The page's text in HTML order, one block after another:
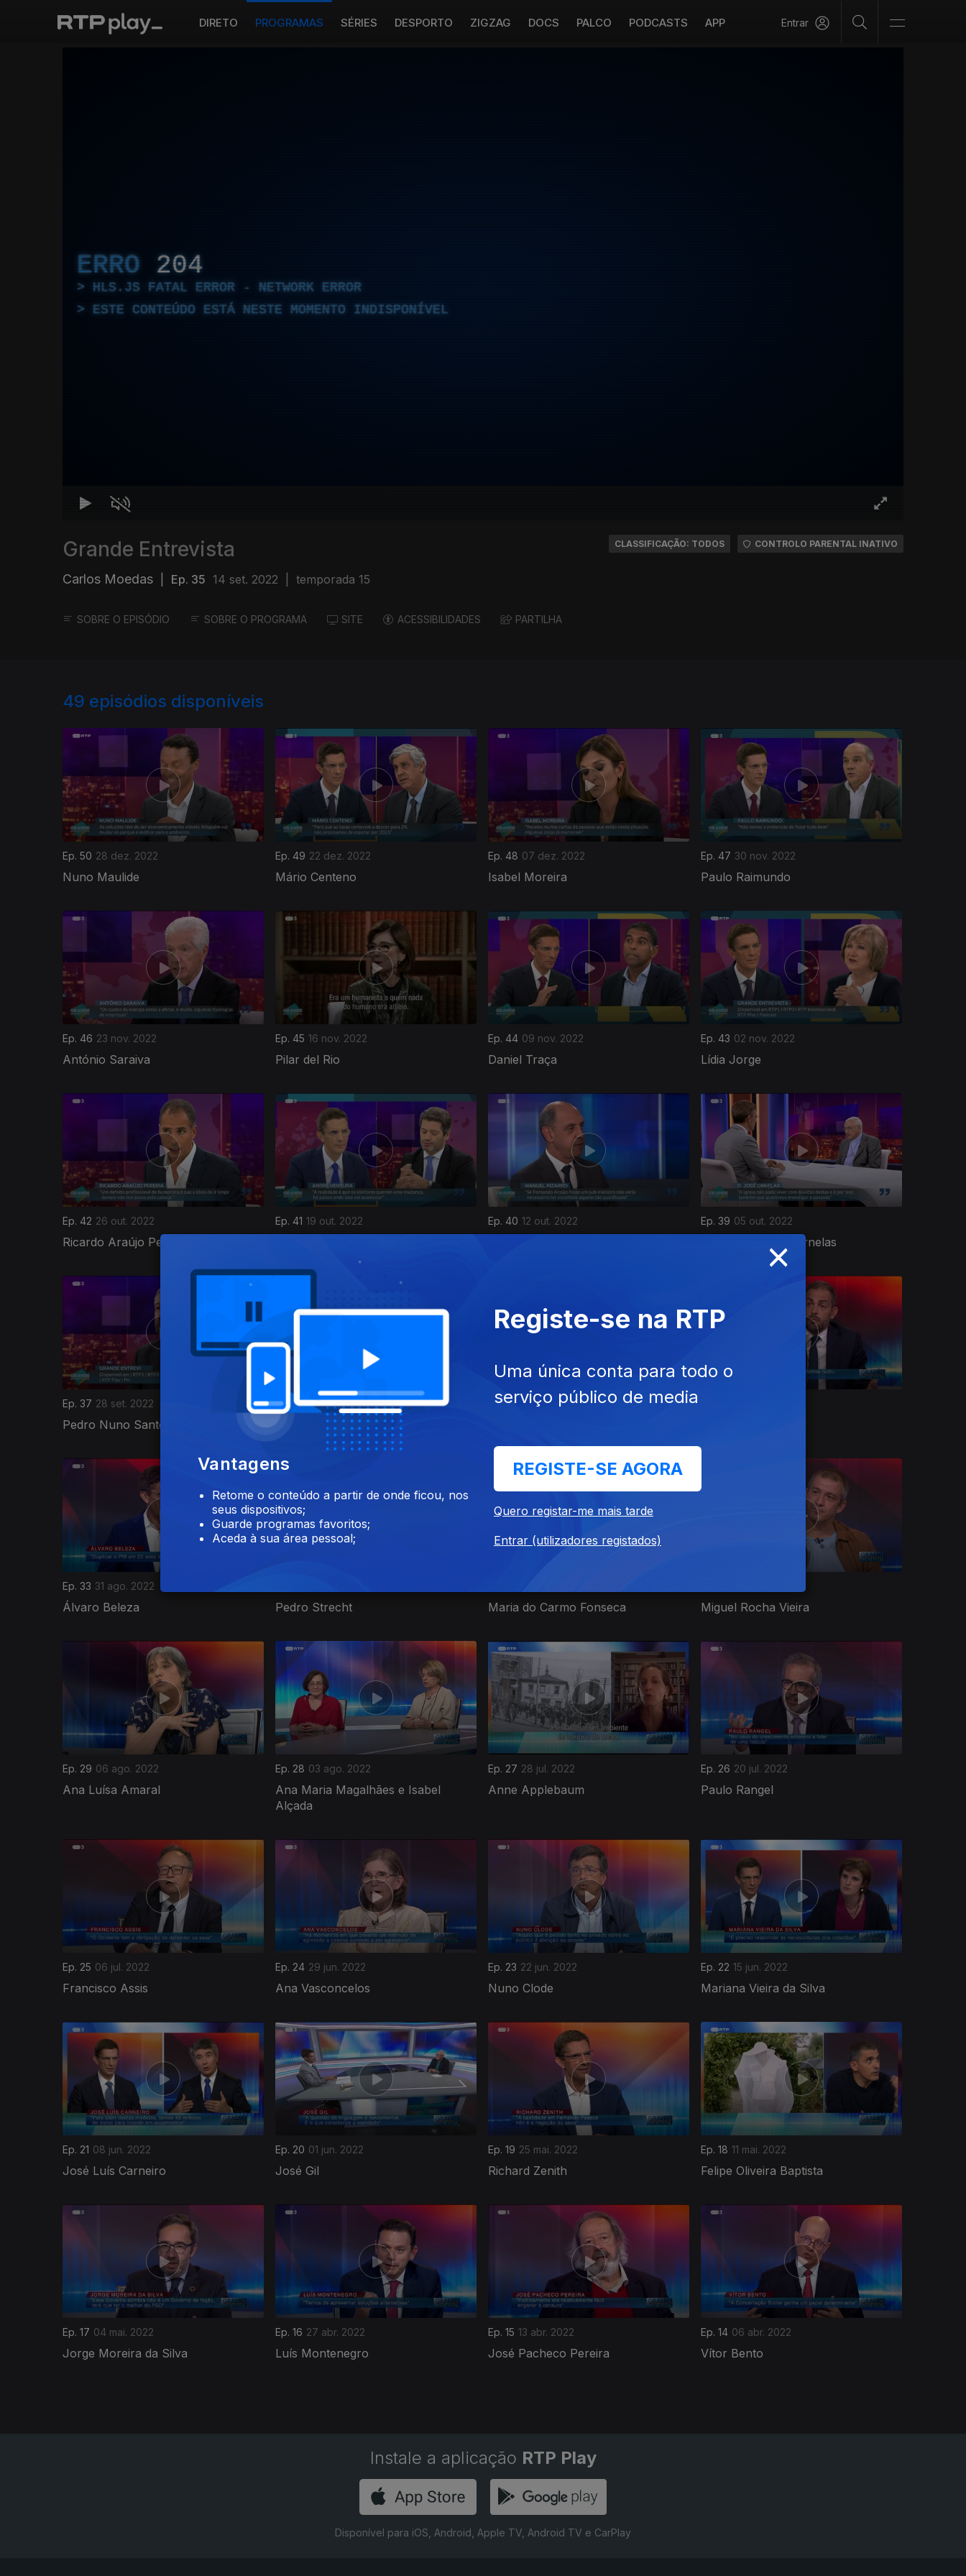
DIRETO PROGRAMAS SÉRIES DESPORTO ZIGZAG DOCS PALCO PODCASTS APP Entrar
ERRO 204
HLS.JS FATAL ERROR - NETWORK ERROR
ESTE CONTEÚDO ESTÁ NESTE MOMENTO INDISPONÍVEL
Grande Entrevista
Carlos Moedas Ep. 35 14 set. 2022 temporada 15
CLASSIFICAÇÃO: TODOS CONTROLO PARENTAL INATIVO
SOBRE O EPISÓDIO SOBRE O PROGRAMA SITE ACESSIBILIDADES PARTILHA
49 episódios disponíveis
Ep. 50 28 dez. 2022
Nuno Maulide
Ep. 49 22 dez. 2022
Mário Centeno
Ep. 48 07 dez. 2022
Isabel Moreira
Ep. 47 30 nov. 2022
Paulo Raimundo
Ep. 46 23 nov. 2022
António Saraiva
Ep. 45 16 nov. 2022
Pilar del Rio
Ep. 44 09 nov. 2022
Daniel Traça
Ep. 43 02 nov. 2022
Lídia Jorge
Ep. 42 26 out. 2022
Ricardo Araújo Pereira
Ep. 41 19 out. 2022 Ep. 40 12 out. 2022 Ep. 39 05 out. 2022
Bispo Dom José Ornelas
644879
Ep. 37 28 set. 2022
Pedro Nuno Santos
Ep. 36 21 set. 2022
Albano Jerónimo
Ep. 35 14 set. 2022
Ep. 33 31 ago. 2022
Álvaro Beleza Pedro Strecht Maria do Carmo Fonseca Miguel Rocha Vieira
Ep. 29 06 ago. 2022
Ana Luísa Amaral
Ep. 28 03 ago. 2022
Ana Maria Magalhães e Isabel
Alçada
Ep. 27 28 jul. 2022
Anne Applebaum
Ep. 26 20 jul. 2022
Paulo Rangel
Ep. 25 06 jul. 2022
Francisco Assis
Ep. 24 29 jun. 2022
Ana Vasconcelos
Ep. 23 22 jun. 2022
Nuno Clode
Ep. 22 15 jun. 2022
Mariana Vieira da Silva
Ep. 21 08 jun. 2022
José Luís Carneiro
Ep. 20 01 jun. 2022
José Gil
Ep. 19 25 mai. 2022
Richard Zenith
Ep. 18 11 mai. 2022
Felipe Oliveira Baptista
Ep. 17 04 mai. 2022
Jorge Moreira da Silva
Ep. 16 27 abr. 2022
Luís Montenegro
Ep. 15 13 abr. 2022
José Pacheco Pereira
Ep. 14 06 abr. 2022
Vítor Bento
609454
Instale a aplicação RTP Play
Disponível para iOS, Android, Apple TV, Android TV e CarPlay
×
Vantagens
Retome o conteúdo a partir de onde ficou, nos
seus dispositivos;
Guarde programas favoritos;
Aceda à sua área pessoal;
Registe-se na RTP
Uma única conta para todo o
serviço público de media
REGISTE-SE AGORA
Quero registar-me mais tarde
Entrar (utilizadores registados)